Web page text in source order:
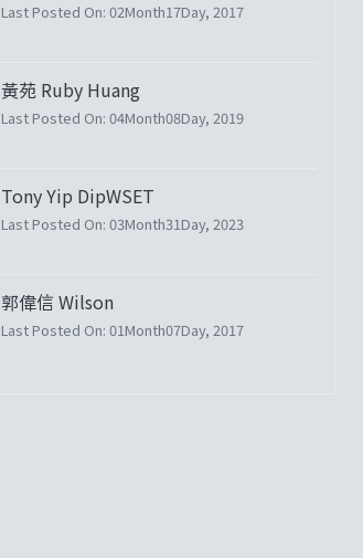
Last Posted On: 02Month17Day, 2017
黃苑 Ruby Huang
Last Posted On: 04Month08Day, 2019
Tony Yip DipWSET
Last Posted On: 03Month31Day, 2023
郭偉信 Wilson
Last Posted On: 01Month07Day, 2017